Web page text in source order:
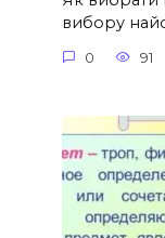
вибору
0 91